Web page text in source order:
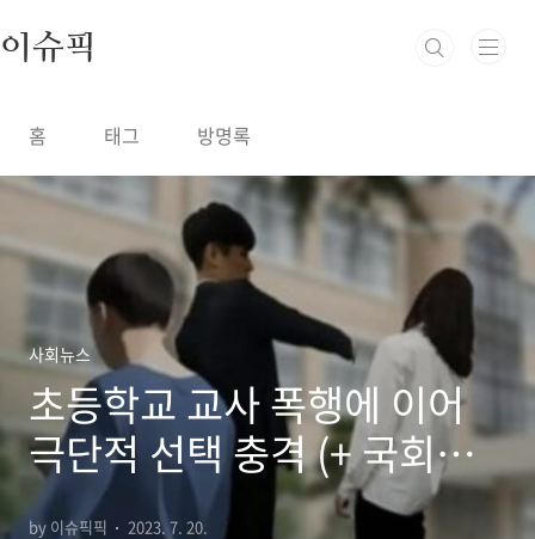
이슈픽
홈 태그 방명록
사회뉴스
초등학교 교사 폭행에 이어
극단적 선택 충격 (+ 국회의
원 학부모)
by 이슈픽픽 2023. 7. 20.